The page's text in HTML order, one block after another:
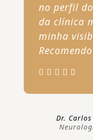
no perfil do
da clínica
minha
Dr.